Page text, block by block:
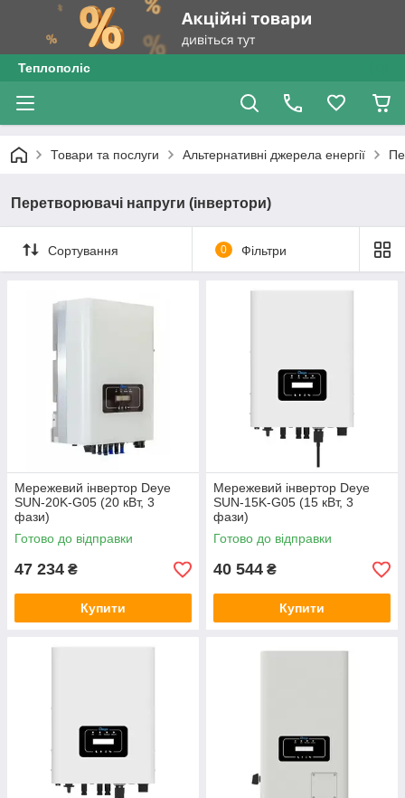
Теплополіс
Товари та послуги Альтернативні джерела енергії
Перетворювачі напруги (інвертори)
Сортування 0 Фільтри
Мережевий інвертор Deye
SUN-20K-G05 (20 кВт, 3
фази)
Готово до відправки
47 234 ₴
Купити
Мережевий інвертор Deye
SUN-15K-G05 (15 кВт, 3
фази)
Готово до відправки
40 544 ₴
Купити